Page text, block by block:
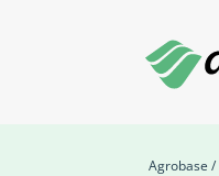
Agrobase /